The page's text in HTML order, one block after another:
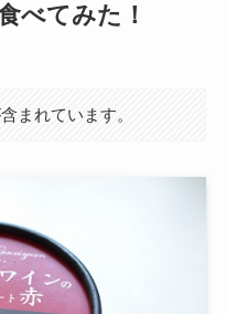
べてみた！
まれています。